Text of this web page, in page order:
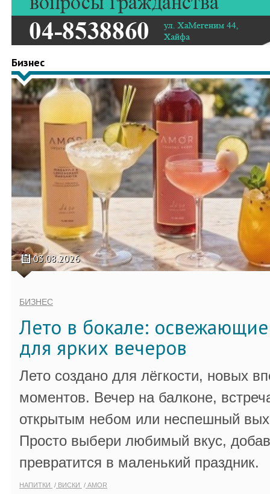
Бизнес
03.08.2026
БИЗНЕС
Лето в бокале:
для ярких вечеров
Лето создано для лёгкости, новых
моментов. Вечер на балконе,
открытым небом или неспешный
Просто выбери любимый вкус,
превратится в маленький праздник.
НАПИТКИ ВИСКИ AMOR